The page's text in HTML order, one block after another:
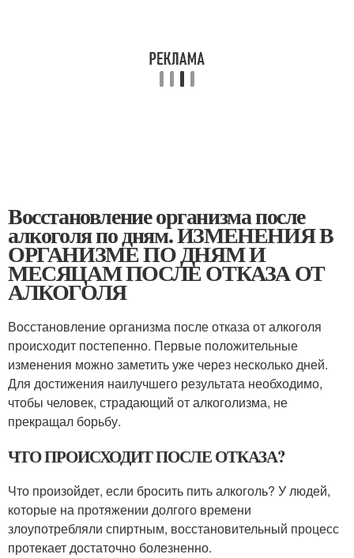
Восстановление организма после
алкоголя по дням. ИЗМЕНЕНИЯ В
ОРГАНИЗМЕ ПО ДНЯМ И
МЕСЯЦАМ ПОСЛЕ ОТКАЗА ОТ
АЛКОГОЛЯ
Восстановление организма после отказа от алкоголя
происходит постепенно. Первые положительные
изменения можно заметить уже через несколько дней.
Для достижения наилучшего результата необходимо,
чтобы человек, страдающий от алкоголизма, не
прекращал борьбу.
ЧТО ПРОИСХОДИТ ПОСЛЕ ОТКАЗА?
Что произойдет, если бросить пить алкоголь? У людей,
которые на протяжении долгого времени
злоупотребляли спиртным, восстановительный процесс
протекает достаточно болезненно.